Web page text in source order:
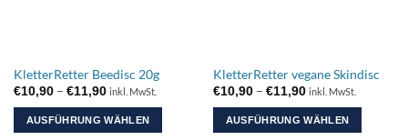
KletterRetter Beedisc 20g
€10,90 – €11,90Preisspanne:
bis
€11,90
inkl. MwSt.
AUSFÜHRUNG WÄHLEN
KletterRetter vegane Skindisc
€10,90 – €11,90Preisspanne:
bis
€11,90
inkl. MwSt.
AUSFÜHRUNG WÄHLEN